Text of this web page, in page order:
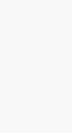
Thái Tuế.
hướng hợp là
tắt 10 chỉ số cốt